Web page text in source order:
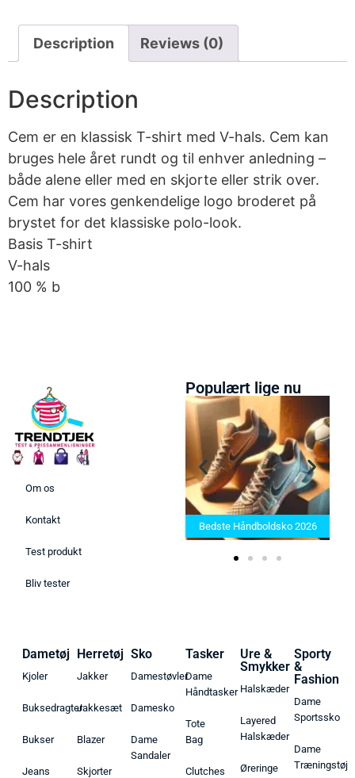
Description Reviews (0)
Description
Cem er en klassisk T-shirt med V-hals. Cem kan
bruges hele året rundt og til enhver anledning –
både alene eller med en skjorte eller strik over.
Cem har vores genkendelige logo broderet på
brystet for det klassiske polo-look.
Basis T-shirt
V-hals
100 % b
Om os
Kontakt
Test produkt
Bliv tester
Populært lige nu
Bedste Saunatæppe 2025 –
Find de bedste produkter her!
Bedste Håndboldsko 2026
Dametøj
Kjoler
Buksedragter
Bukser
Jeans
Herretøj
Jakker
Jakkesæt
Blazer
Skjorter
Sko
Damestøvler
Damesko
Dame
Sandaler
Tasker
Dame
Håndtasker
Tote
Bag
Clutches
Ure &
Smykker
Halskæder
Layered
Halskæder
Øreringe
Sporty
&
Fashion
Dame
Sportssko
Dame
Træningstøj